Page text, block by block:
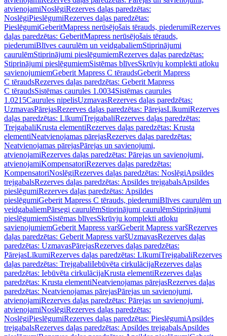
atvienojamiNoslēgiRezerves daļas paredzētas:
NoslēgiPieslēgumiRezerves daļas paredzētas:
PieslēgumiGeberitMapress nerūsējošais tērauds, piederumiRezerves
daļas paredzētas: GeberitMapress nerūsējošais tērauds,
piederumiBlīves caurulēm un veidgabaliemStiprinājumi
caurulēmStiprinājumi pieslēgumiemRezerves daļas paredzētas:
Stiprinājumi pieslēgumiemSistēmas blīvesSkrūvju komplekti atloku
savienojumiemGeberit Mapress C tēraudsGeberit Mapress
C tēraudsRezerves daļas paredzētas: Geberit Mapress
C tēraudsSistēmas caurules 1.0034Sistēmas caurules
1.0215Caurules nipelisUzmavasRezerves daļas paredzētas:
UzmavasPārejasRezerves daļas paredzētas: PārejasLīkumiRezerves
daļas paredzētas: LīkumiTrejgabaliRezerves daļas paredzētas:
TrejgabaliKrusta elementiRezerves daļas paredzētas: Krusta
elementiNeatvienojamas pārejasRezerves daļas paredzētas:
Neatvienojamas pārejasPārejas un savienojumi,
atvienojamiRezerves daļas paredzētas: Pārejas un savienojumi,
atvienojamiKompensatoriRezerves daļas paredzētas:
KompensatoriNoslēgiRezerves daļas paredzētas: NoslēgiApsildes
trejgabalsRezerves daļas paredzētas: Apsildes trejgabalsApsildes
pieslēgumiRezerves daļas paredzētas: Apsildes
pieslēgumiGeberit Mapress C tērauds, piederumiBlīves caurulēm un
veidgabaliemPārsegi caurulēmStiprinājumi caurulēmStiprinājumi
pieslēgumiemSistēmas blīvesSkrūvju komplekti atloku
savienojumiemGeberit Mapress varšGeberit Mapress varšRezerves
daļas paredzētas: Geberit Mapress varšUzmavasRezerves daļas
paredzētas: UzmavasPārejasRezerves daļas paredzētas:
PārejasLīkumiRezerves daļas paredzētas: LīkumiTrejgabaliRezerves
daļas paredzētas: TrejgabaliIebūvēta cirkulācijaRezerves daļas
paredzētas: Iebūvēta cirkulācijaKrusta elementiRezerves daļas
paredzētas: Krusta elementiNeatvienojamas pārejasRezerves daļas
paredzētas: Neatvienojamas pārejasPārejas un savienojumi,
atvienojamiRezerves daļas paredzētas: Pārejas un savienojumi,
atvienojamiNoslēgiRezerves daļas paredzētas:
NoslēgiPieslēgumiRezerves daļas paredzētas: PieslēgumiApsildes
trejgabalsRezerves daļas paredzētas: Apsildes trejgabalsApsildes